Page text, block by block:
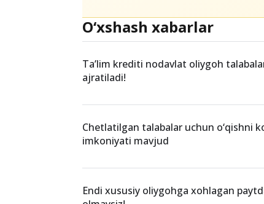
Teglar
ajratiladi!